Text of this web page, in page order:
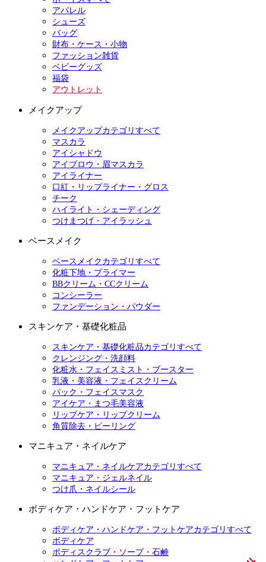
アパレル
シューズ
バッグ
財布・ケース・小物
ファッション雑貨
ベビーグッズ
福袋
アウトレット
メイクアップ
メイクアップカテゴリすべて
マスカラ
アイシャドウ
アイブロウ・眉マスカラ
アイライナー
口紅・リップライナー・グロス
チーク
ハイライト・シェーディング
つけまつげ・アイラッシュ
ベースメイク
ベースメイクカテゴリすべて
化粧下地・プライマー
BBクリーム・CCクリーム
コンシーラー
ファンデーション・パウダー
スキンケア・基礎化粧品
スキンケア・基礎化粧品カテゴリすべて
クレンジング・洗顔料
化粧水・フェイスミスト・ブースター
乳液・美容液・フェイスクリーム
パック・フェイスマスク
アイケア・まつ毛美容液
リップケア・リップクリーム
角質除去・ピーリング
マニキュア・ネイルケア
マニキュア・ネイルケアカテゴリすべて
マニキュア・ジェルネイル
つけ爪・ネイルシール
ボディケア・ハンドケア・フットケア
ボディケア・ハンドケア・フットケアカテゴリすべて
ボディケア
ボディスクラブ・ソープ・石鹸